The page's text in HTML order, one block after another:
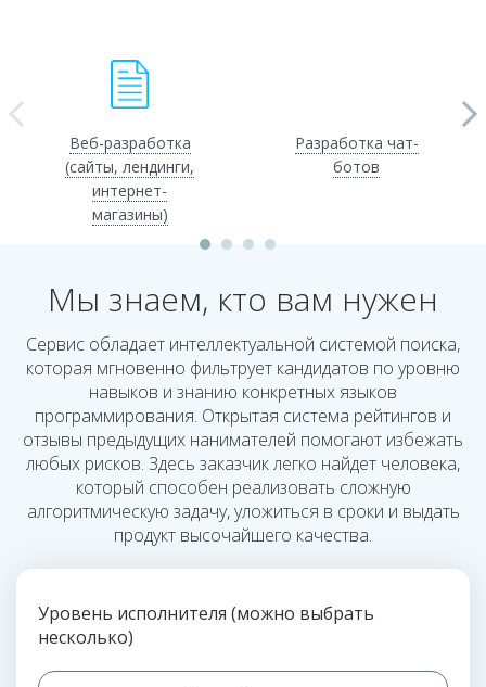
Веб-разработка
(сайты, лендинги,
интернет-
магазины)
Разработка чат-
ботов
Мы знаем, кто вам нужен
Сервис обладает интеллектуальной системой поиска,
которая мгновенно фильтрует кандидатов по уровню
навыков и знанию конкретных языков
программирования. Открытая система рейтингов и
отзывы предыдущих нанимателей помогают избежать
любых рисков. Здесь заказчик легко найдет человека,
который способен реализовать сложную
алгоритмическую задачу, уложиться в сроки и выдать
продукт высочайшего качества.
Уровень исполнителя (можно выбрать
несколько)